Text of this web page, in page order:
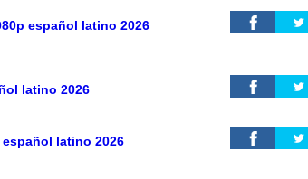
español latino 2026
latino 2026
latino 2026